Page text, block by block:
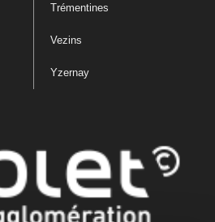
Trémentines
Vezins
Yzernay